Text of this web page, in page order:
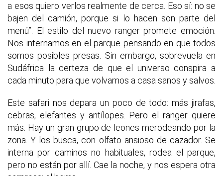
a esos quiero verlos realmente de cerca. Eso sí: no se
bajen del camión, porque si lo hacen son parte del
menú”. El estilo del nuevo ranger promete emoción.
Nos internamos en el parque pensando en que todos
somos posibles presas. Sin embargo, sobrevuela en
Sudáfrica la certeza de que el universo conspira a
cada minuto para que volvamos a casa sanos y salvos.
Este safari nos depara un poco de todo: más jirafas,
cebras, elefantes y antílopes. Pero el ranger quiere
más. Hay un gran grupo de leones merodeando por la
zona. Y los busca, con olfato ansioso de cazador. Se
interna por caminos no habituales, rodea el parque,
pero no están por allí. Cae la noche, y nos espera otra